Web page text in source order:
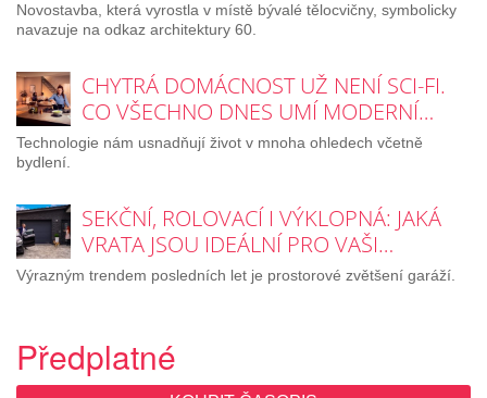
Novostavba, která vyrostla v místě bývalé tělocvičny, symbolicky
navazuje na odkaz architektury 60.
CHYTRÁ DOMÁCNOST UŽ NENÍ SCI-FI.
CO VŠECHNO DNES UMÍ MODERNÍ…
Technologie nám usnadňují život v mnoha ohledech včetně
bydlení.
SEKČNÍ, ROLOVACÍ I VÝKLOPNÁ: JAKÁ
VRATA JSOU IDEÁLNÍ PRO VAŠI…
Výrazným trendem posledních let je prostorové zvětšení garáží.
Předplatné